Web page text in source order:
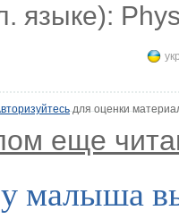
языке):
для оценки
еще
малыша